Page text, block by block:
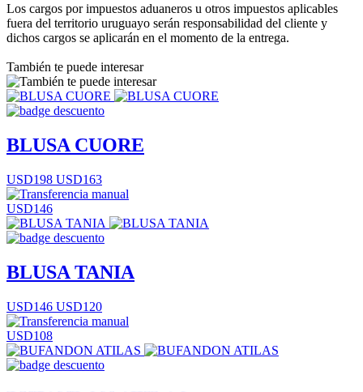
Los cargos por impuestos aduaneros u otros impuestos aplicables
fuera del territorio uruguayo serán responsabilidad del cliente y
dichos cargos se aplicarán en el momento de la entrega.
También te puede interesar
BLUSA CUORE
USD198 USD163
USD146
BLUSA TANIA
USD146 USD120
USD108